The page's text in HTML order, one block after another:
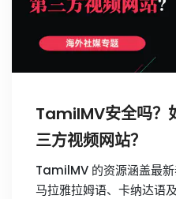
TamilMV安全吗？
三方视频网站？
TamilMV 的资源涵盖最新
马拉雅拉姆语、卡纳达语